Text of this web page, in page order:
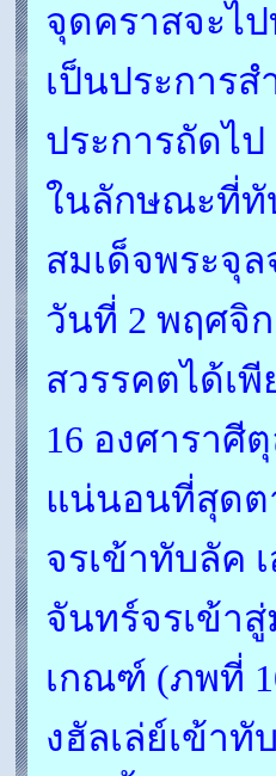
จุดคราสจะไ
เป็นประการ
ประการถัดไ
ในลักษณะที่ทั
สมเด็จพระจุ
วันที่ 2 พฤศจิ
สวรรคตได้เ
16 องศาราศี
แน่นอนที่สุดต
จรเข้าทับลัค
จันทร์จรเข้า
เกณฑ์ (ภพที่
งฮัลเล่ย์เข้า